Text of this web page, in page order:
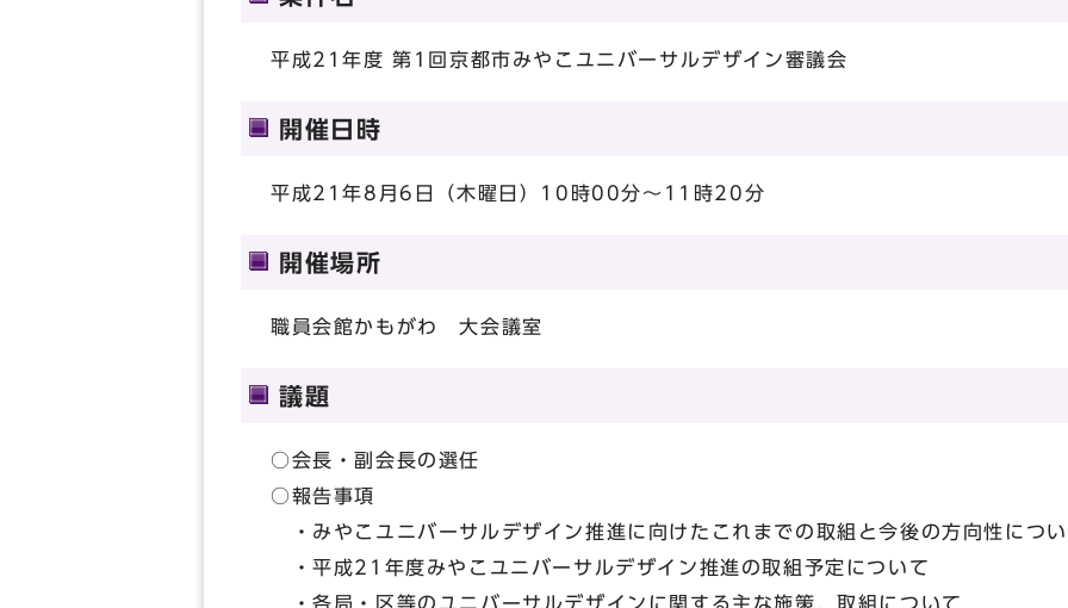
平成21年度 第1回京都市みやこユニバーサルデザイン審議会
開催日時
平成21年8月6日（木曜日）10時00分～11時20分
開催場所
職員会館かもがわ 大会議室
議題
○会長・副会長の選任
○報告事項
・みやこユニバーサルデザイン推進に向けたこれまでの取組と今後の方向性につ
・平成21年度みやこユニバーサルデザイン推進の取組予定について
・各局・区等のユニバーサルデザインに関する主な施策，取組について